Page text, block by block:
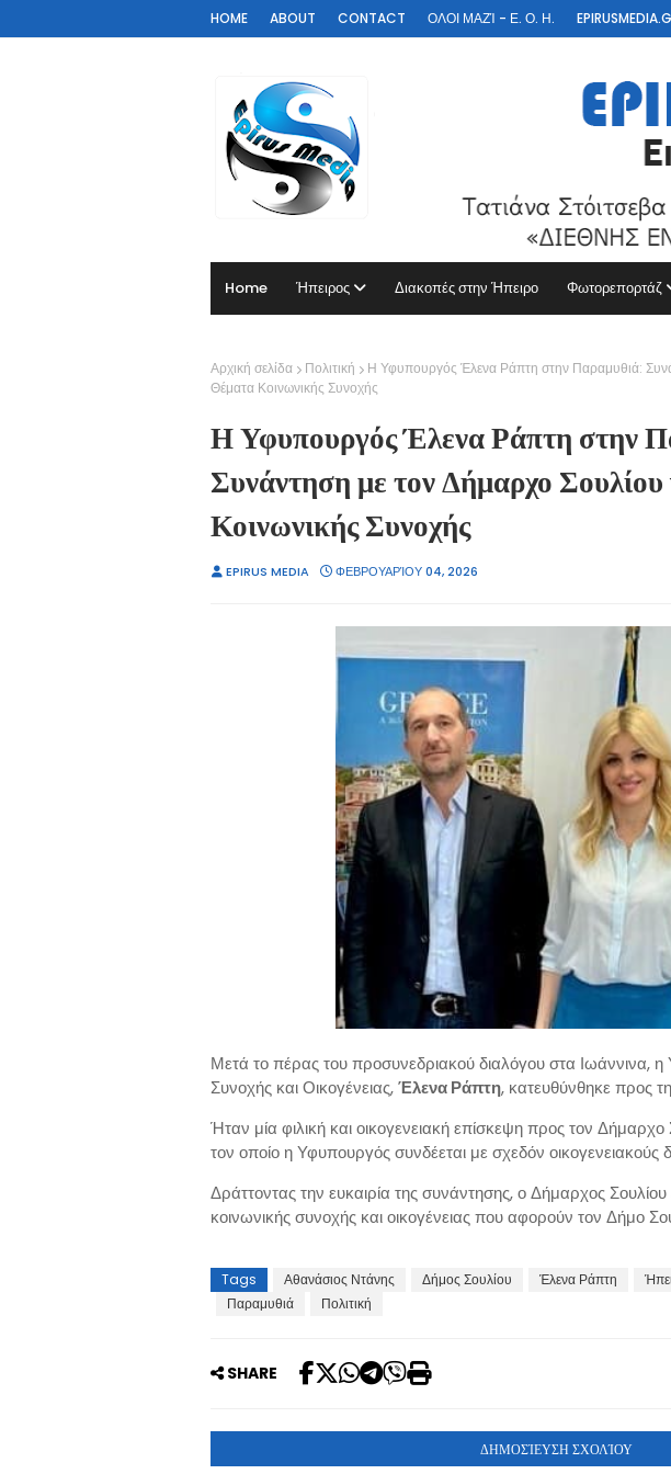
HOME ABOUT CONTACT ΟΛΟΙ ΜΑΖΊ - Ε. Ο. Η.
Home Ήπειρος Διακοπές στην Ήπειρο Φωτορεπορτάζ
Αρχική σελίδα Πολιτική
Η Υφυπουργός Έλενα Ράπτη στην Παραμυθιά:
Θέματα Κοινωνικής Συνοχής
Η Υφυπουργός Έλενα Ράπτη στην
Συνάντηση με τον Δήμαρχο
Κοινωνικής Συνοχής
EPIRUS MEDIA ΦΕΒΡΟΥΑΡΊΟΥ 04, 2026
Μετά το πέρας του προσυνεδριακού διαλόγου στα Ιωάννινα,
Συνοχής και Οικογένειας,Έλενα Ράπτη, κατευθύνθηκε προς
Ήταν μία φιλική και οικογενειακή επίσκεψη προς τον Δήμαρχο
τον οποίο η Υφυπουργός συνδέεται με σχεδόν οικογενειακούς
Δράττοντας την ευκαιρία της συνάντησης, ο Δήμαρχος
κοινωνικής συνοχής και οικογένειας που αφορούν τον Δήμο
Tags Αθανάσιος Ντάνης Δήμος Σουλίου Έλενα Ράπτη
Παραμυθιά
Πολιτική
SHARE
ΔΗΜΟΣΊΕΥΣΗ ΣΧΟΛΊΟΥ